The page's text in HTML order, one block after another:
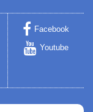
Facebook
Youtube